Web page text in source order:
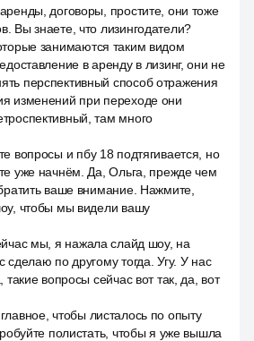
договоры, простите, они тоже
Вы знаете, что лизингодатели?
занимаются таким видом
в аренду в лизинг, они не
перспективный способ отражения
изменений при переходе они
там много
вопросы и пбу 18 подтягивается, но
уже начнём. Да, Ольга, прежде чем
ваше внимание. Нажмите,
чтобы мы видели вашу
мы, я нажала слайд шоу, на
по другому тогда. Угу. У нас
вопросы сейчас вот так, да, вот
чтобы листалось по опыту
полистать, чтобы я уже вышла